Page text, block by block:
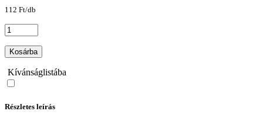
112 Ft/db
Kosárba
Kívánságlistába
Részletes leírás